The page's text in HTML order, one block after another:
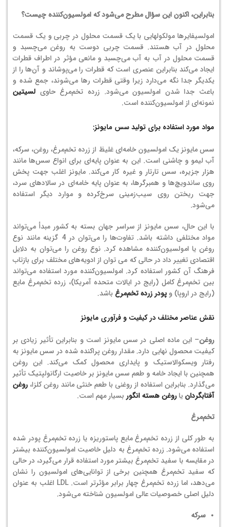
بنابراین، اکنون این سؤال مطرح می‌شود که امولسیون‌کننده چیست؟
امولسیفایرها مولکولهایی با یک قسمت محلول در چربی و یک قسمت
محلول در آب هستند. قسمت چربی دوست به روغن می‌چسبد و
قسمت محلول در آب به آب می‌چسبد و مانعی مؤثر در اطراف قطرات
ایجاد می‌کند بنابراین عنصری است که قطرات را می‌پوشاند و آن‌ها را از
یکدیگر جدا نگه می‌دارد زیرا وقتی قطرات رها می‌شوند، جمع شده و
باعث جدا شدن امولسیون می‌شود. زرده تخم‌مرغ حاوی لسیتین
نمونه‌ای از امولسیون‌کننده است.
مواد مورد استفاده برای تولید سس مایونز:
سس مایونز یک امولسیون خامه‌ای غلیظ از زرده تخم‌مرغ، روغن، سرکه،
آب لیمو و چاشنی است. این به عنوان پایه‌ای برای انواع سس‌ها مانند
هزار جزیره، سس تارتار و غیره کار می‌کند. مایونز اغلب جهت پخش
روی ساندویچ‌ها و همبرگرها، به عنوان پایه خامه‌ای در سالادهای سرد،
جهت ریختن روی سیب‌زمینی سرخ‌کرده و موارد دیگر استفاده
می‌شود.
با این حال، سس مایونز از سراسر جهان بسته به کشور مبدأ می‌تواند
مواد مختلفی داشته باشد. تفاوت‌ها را می‌توان در 4 گزینه مانند نوع
روغن یا امولسیون‌کننده مشاهده کرد. نوع روغن را می‌توان به دلایل
اقتصادی تغییر داد در حالی که می توان از ادویه‌های مختلف برای بازتاب
فرهنگ آن کشور استفاده کرد. امولسیون‌کننده مورد استفاده می‌تواند
بین تخم‌مرغ کامل (رایج در ایالات متحده آمریکا)، زرده تخم‌مرغ مایع
(رایج در اروپا) و پودر زرده تخم‌مرغ باشد.
نقش عناصر مختلف در کیفیت و فرآوری مایونز
روغن– این ماده اصلی در سس مایونز است و بنابراین تأثیر زیادی بر
کیفیت محصول نهایی دارد. مقدار روغن پراکنده شده در سس مایونز به
رفتار ویسکوالاستیک و پایداری محصول کمک می‌کند. این روغن
همچنین با ایجاد خامه و طعم سس مایونز بر خاصیت ارگانولپتیک تأثیر
می‌گذارد. بنابراین استفاده از روغنی با طعم خنثی مانند روغن کلزا، روغن
آفتابگردانیاروغن هسته انگور بسیار مهم است.
تخم‌مرغ
به طور کلی از زرده تخم‌مرغ مایع پاستوریزه یا زرده تخم‌مرغ پودر شده
استفاده می‌شود. زرده تخم‌مرغ به دلیل خاصیت امولسیون‌کننده بیشتر
در مقایسه با سفید تخم‌مرغ بیشتر مورد استفاده قرار می‌گیرد، در حالی
که سفید تخم‌مرغ همچنین برخی از توانایی‌های امولسیون را نشان
می‌دهد، اما زرده تخم‌مرغ چهار برابر مؤثرتر است. LDL اغلب به عنوان
دلیل اصلی خصوصیات عالی امولسیون شناخته می‌شود.
سرکه